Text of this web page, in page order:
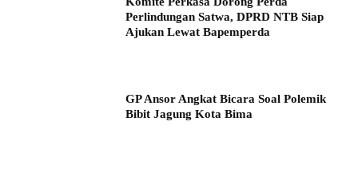
Perlindungan Satwa, DPRD NTB Siap
Ajukan Lewat Bapemperda
GP Ansor Angkat Bicara Soal Polemik
Bibit Jagung Kota Bima